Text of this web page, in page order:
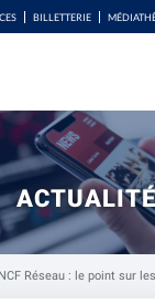
BILLETTERIE
ACTUALITÉ
Réseau : le point sur